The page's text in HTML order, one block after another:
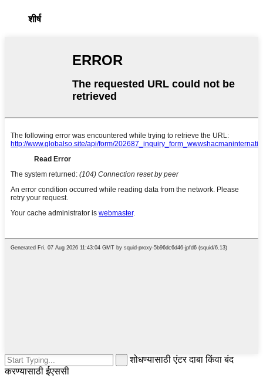
शीर्ष
शोधण्यासाठी एंटर दाबा किंवा बंद
करण्यासाठी ईएससी